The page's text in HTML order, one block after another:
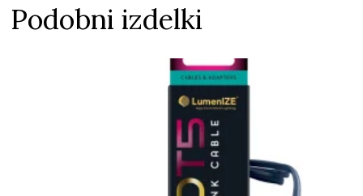
Podobni izdelki